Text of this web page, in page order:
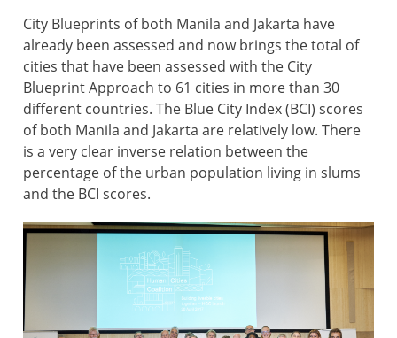
City Blueprints of both Manila and Jakarta have
already been assessed and now brings the total of
cities that have been assessed with the City
Blueprint Approach to 61 cities in more than 30
different countries. The Blue City Index (BCI) scores
of both Manila and Jakarta are relatively low. There
is a very clear inverse relation between the
percentage of the urban population living in slums
and the BCI scores.